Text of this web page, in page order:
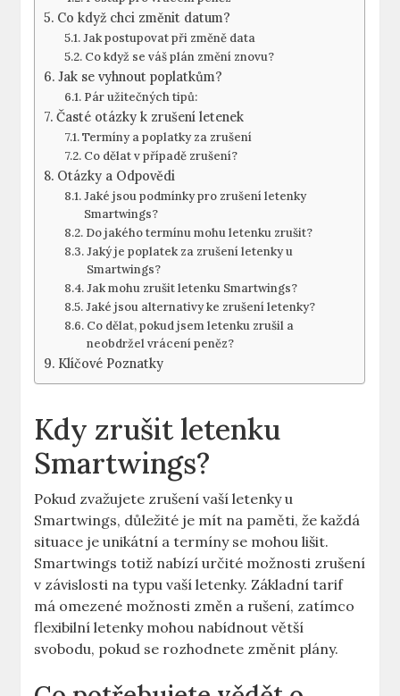
Co když chci změnit datum?
Jak postupovat při změně data
Co když se váš plán změní znovu?
Jak se vyhnout poplatkům?
Pár užitečných tipů:
Časté otázky k zrušení letenek
Termíny a poplatky za zrušení
Co dělat v případě zrušení?
Otázky a Odpovědi
Jaké jsou podmínky pro zrušení letenky
Smartwings?
Do jakého termínu mohu letenku zrušit?
Jaký je poplatek za zrušení letenky u
Smartwings?
Jak mohu zrušit letenku Smartwings?
Jaké jsou alternativy ke zrušení letenky?
Co dělat, pokud jsem letenku zrušil a
neobdržel vrácení peněz?
Klíčové Poznatky
Kdy zrušit letenku
Smartwings?
Pokud zvažujete zrušení vaší letenky u
Smartwings, důležité je mít na paměti, že každá
situace je unikátní a termíny se mohou lišit.
Smartwings totiž nabízí určité možnosti zrušení
v závislosti na typu vaší letenky. Základní tarif
má omezené možnosti změn a rušení, zatímco
flexibilní letenky mohou nabídnout větší
svobodu, pokud se rozhodnete změnit plány.